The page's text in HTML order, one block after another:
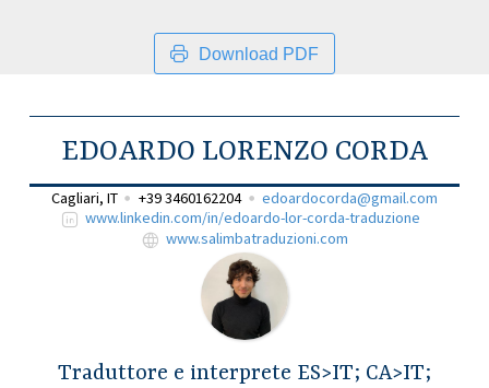
Download PDF
EDOARDO LORENZO CORDA
Cagliari, IT +39 3460162204
edoardocorda@gmail.com
www.linkedin.com/in/edoardo-lor-corda-traduzione
www.salimbatraduzioni.com
Traduttore e interprete ES>IT; CA>IT;